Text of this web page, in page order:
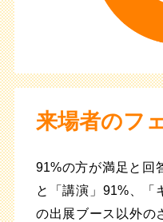
来場者のフ
91%の方が満足と回
と「講演」91%、「
の出展ブース以外の